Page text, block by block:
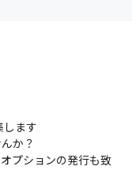
ます
か？
プションの発行も致